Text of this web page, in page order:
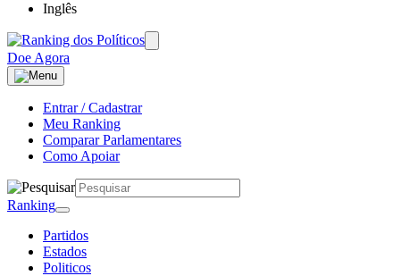
Inglês
Doe Agora
Entrar / Cadastrar
Meu Ranking
Comparar Parlamentares
Como Apoiar
Ranking
Partidos
Estados
Politicos